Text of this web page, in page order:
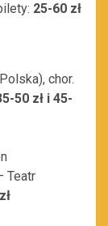
25-60 zł
chor.
50 zł i 45-
Teatr